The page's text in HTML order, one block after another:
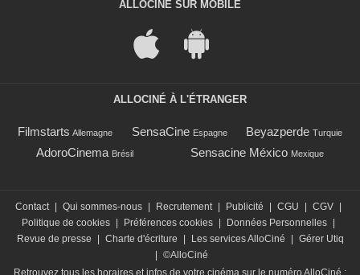
ALLOCINÉ SUR MOBILE
ALLOCINÉ À L'ÉTRANGER
Filmstarts Allemagne SensaCine Espagne Beyazperde Turquie
AdoroCinema Brésil Sensacine México Mexique
Contact Qui sommes-nous Recrutement Publicité CGU CGV
Politique de cookies
Préférences cookies Données Personnelles
Revue de presse
Charte d'écriture Les services AlloCiné
Gérer Utiq
©AlloCiné